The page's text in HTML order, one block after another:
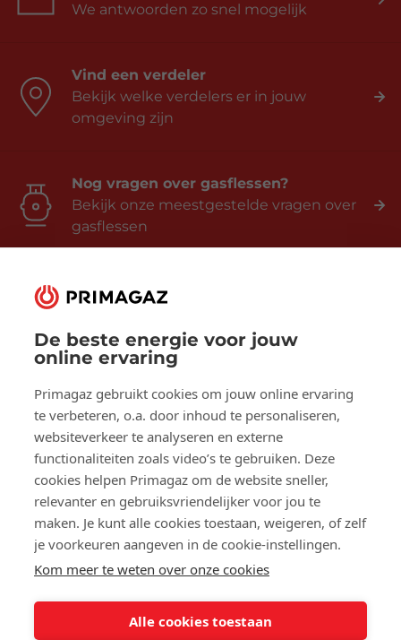
De beste energie voor jouw
online ervaring
Primagaz gebruikt cookies om jouw online ervaring
te verbeteren, o.a. door inhoud te personaliseren,
websiteverkeer te analyseren en externe
functionaliteiten zoals video’s te gebruiken. Deze
cookies helpen Primagaz om de website sneller,
relevanter en gebruiksvriendelijker voor jou te
maken. Je kunt alle cookies toestaan, weigeren, of zelf
je voorkeuren aangeven in de cookie-instellingen.
Kom meer te weten over onze cookies
Alle cookies toestaan
We antwoorden zo snel mogelijk
Vind een verdeler
Bekijk welke verdelers er in jouw
omgeving zijn
Nog vragen over gasflessen?
Bekijk onze meestgestelde vragen over
gasflessen
Volg ons op:
LinkedIn
Over Primagaz
Hulp en advies
Onze tools
©2025 Primagaz